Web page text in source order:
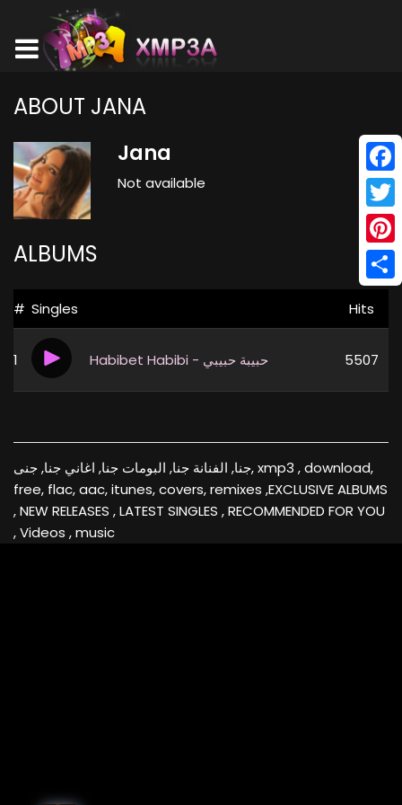
ABOUT JANA
Jana
Not available
ALBUMS
# Singles Hits
1 Habibet Habibi - حبيبة حبيبي 5507
جنا, الفنانة جنا, البومات جنا, اغاني جنا, جنى, xmp3 , download,
free, flac, aac, itunes, covers, remixes ,EXCLUSIVE ALBUMS
, NEW RELEASES , LATEST SINGLES , RECOMMENDED FOR YOU
, Videos , music